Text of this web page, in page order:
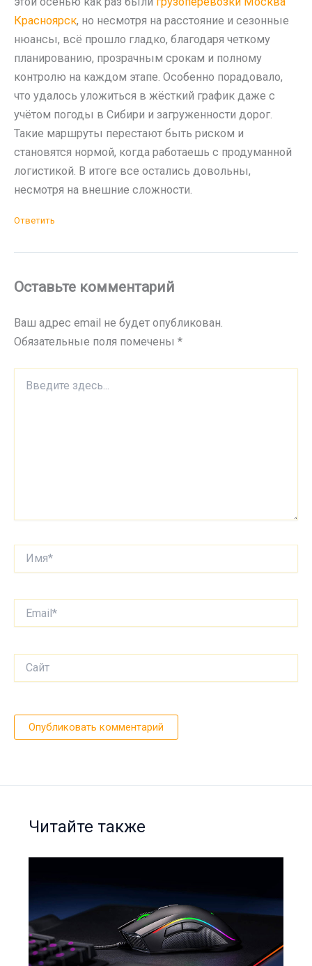
Красноярск, но несмотря на расстояние и сезонные
нюансы, всё прошло гладко, благодаря четкому
планированию, прозрачным срокам и полному
контролю на каждом этапе. Особенно порадовало,
что удалось уложиться в жёсткий график даже с
учётом погоды в Сибири и загруженности дорог.
Такие маршруты перестают быть риском и
становятся нормой, когда работаешь с продуманной
логистикой. В итоге все остались довольны,
несмотря на внешние сложности.
Ответить
Оставьте комментарий
Ваш адрес email не будет опубликован.
Обязательные поля помечены *
здесь...
Читайте также